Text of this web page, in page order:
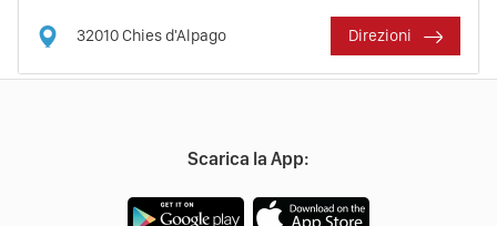
32010Chies d'Alpago Direzioni
Scarica la App: